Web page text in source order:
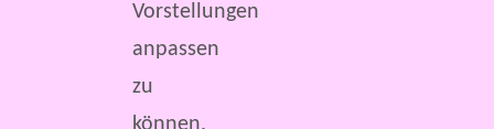
Vorstellungen
anpassen
zu